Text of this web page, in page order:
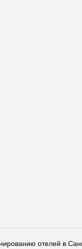
отелей в